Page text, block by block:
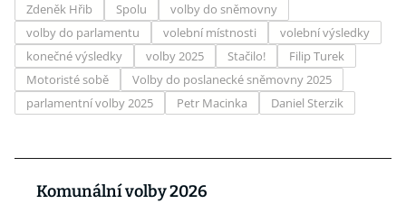
Zdeněk Hřib
Spolu
volby do sněmovny
volby do parlamentu
volební místnosti
volební výsledky
konečné výsledky
volby 2025 Stačilo!
Filip Turek
Motoristé sobě
Volby do poslanecké sněmovny 2025
parlamentní volby 2025
Petr Macinka Daniel Sterzik
Komunální volby 2026